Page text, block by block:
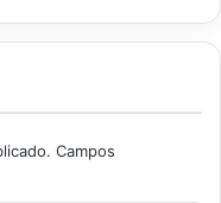
Campos